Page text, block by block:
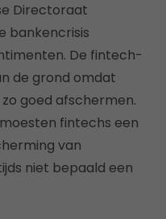
Directoraat
bankencrisis
De fintech-
de grond omdat
goed afschermen.
fintechs een
van
niet bepaald een